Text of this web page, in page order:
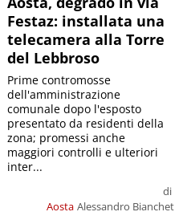
Festaz: installata una
telecamera alla Torre
del Lebbroso
Aosta
di
Alessandro Bianchet
Prime contromosse
dell'amministrazione
comunale dopo l'esposto
presentato da residenti della
zona; promessi anche
maggiori controlli e ulteriori
inter...